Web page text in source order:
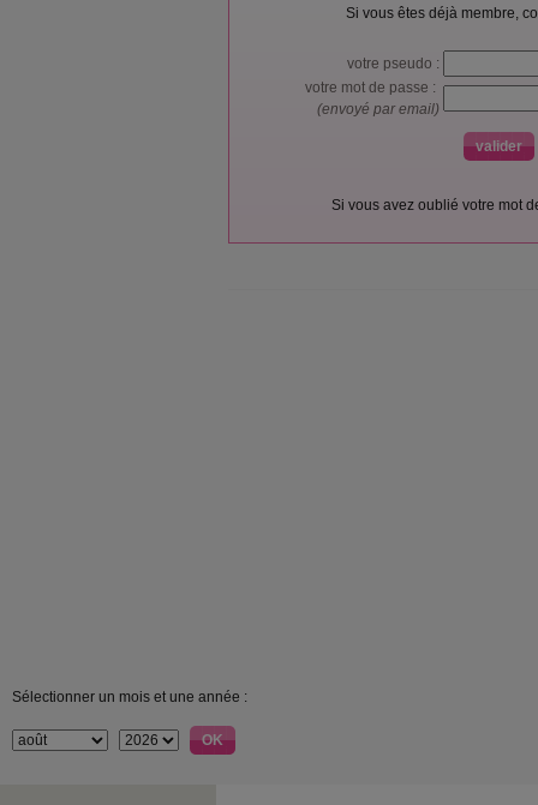
Si vous êtes déjà membre,
votre pseudo :
votre mot de passe :
(envoyé par email)
Si vous avez oublié votre mot
Sélectionner un mois et une année :